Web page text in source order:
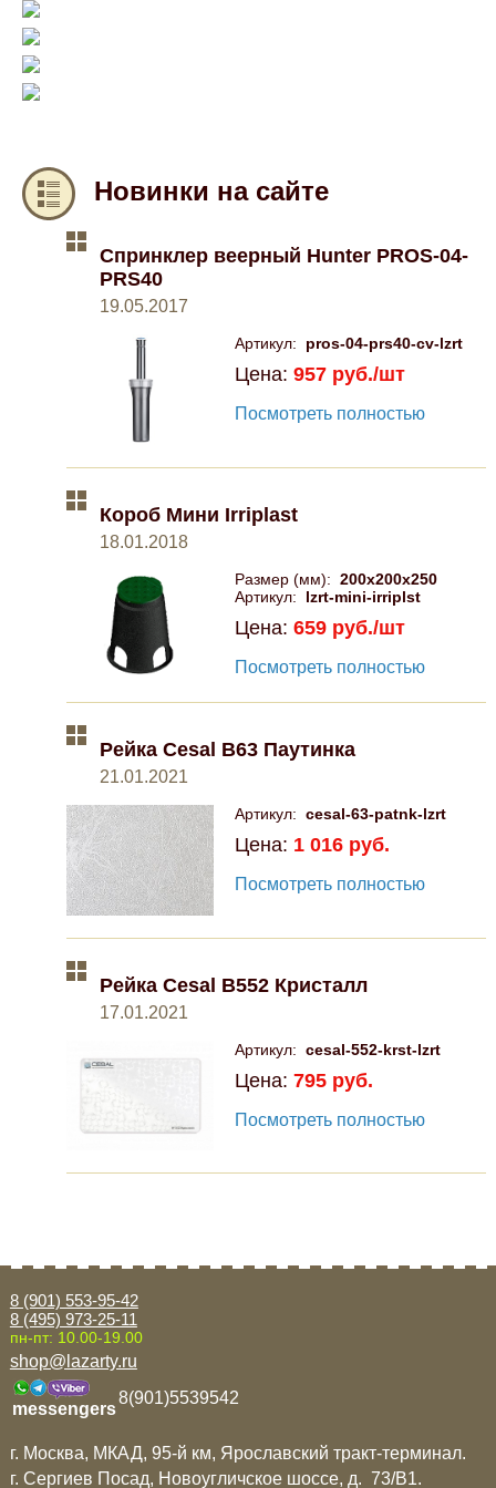
Новинки на сайте
Спринклер веерный Hunter PROS-04-
PRS40
19.05.2017
Артикул: pros-04-prs40-cv-lzrt
Цена: 957 руб./шт
Посмотреть полностью
Короб Мини Irriplast
18.01.2018
Размер (мм): 200x200x250
Артикул:
lzrt-mini-irriplst
Цена: 659 руб./шт
Посмотреть полностью
Рейка Cesal B63 Паутинка
21.01.2021
Артикул: cesal-63-patnk-lzrt
Цена: 1 016 руб.
Посмотреть полностью
Рейка Cesal B552 Кристалл
17.01.2021
Артикул: cesal-552-krst-lzrt
Цена: 795 руб.
Посмотреть полностью
8 (901) 553-95-42
8 (495) 973-25-11
пн-пт: 10.00-19.00
shop@lazarty.ru
messengers
8(901)5539542
г. Москва, МКАД, 95-й км, Ярославский тракт-терминал.
г. Сергиев Посад, Новоугличское шоссе, д. 73/B1.
Компрессионные фитинги Poliext
Honda
Hyundai
Kia
Mercedes-Benz
Mitsubishi
Suzuki
Volkswagen
Дополнительные товары
Флуоресцентные краски
Эмали универсальные акриловые
Грунтовки, защитные лаки
Магнитные панели на холодильник